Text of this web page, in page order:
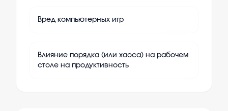
Вред компьютерных игр
Влияние порядка (или хаоса) на рабочем
столе на продуктивность